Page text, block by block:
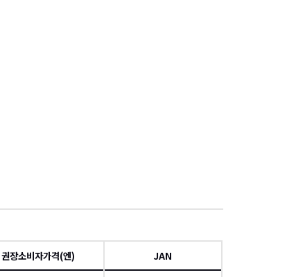
권장소비자가격(엔) JAN